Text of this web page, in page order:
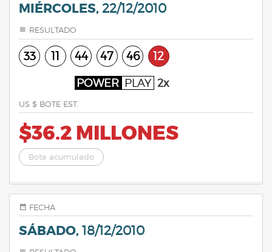
MIÉRCOLES, 22/12/2010
RESULTADO
33 11 44 47 46 12
POWER PLAY 2x
US $ BOTE EST.
$36.2 MILLONES
Bote acumulado
FECHA
SÁBADO, 18/12/2010